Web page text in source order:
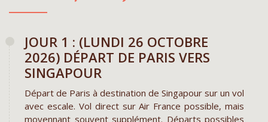
JOUR 1 : (LUNDI 26 OCTOBRE
2026) DÉPART DE PARIS VERS
SINGAPOUR
Départ de Paris à destination de Singapour sur un vol
avec escale. Vol direct sur Air France possible, mais
moyennant souvent supplément. Départs possibles